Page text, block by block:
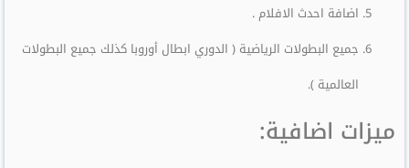
اضافة احدث الافلام .
جميع البطولات الرياضية ( الدوري ابطال أوروبا كذلك جميع البطولات
العالمية ).
ميزات اضافية: